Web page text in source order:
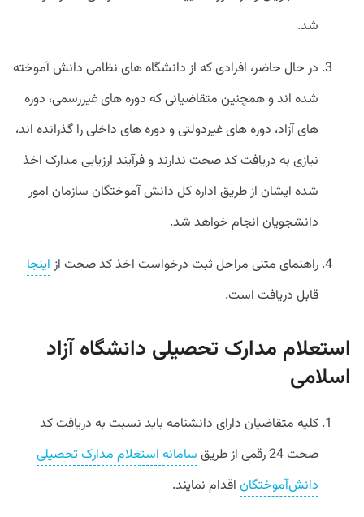
شد.
در حال حاضر، افرادی که از دانشگاه­ های نظامی دانش آموخته
شده اند و همچنین متقاضیانی که دوره های غیررسمی، دوره
های آزاد، دوره های غیردولتی و دوره های داخلی را گذرانده اند،
نیازی به دریافت کد صحت ندارند و فرآیند ارزیابی مدارک اخذ
شده ایشان از طریق اداره کل دانش آموختگان سازمان امور
دانشجویان انجام خواهد شد.
راهنمای متنی مراحل ثبت درخواست اخذ کد صحت از اینجا
قابل دریافت است.
استعلام مدارک تحصیلی دانشگاه آزاد
اسلامی
کلیه متقاضیان دارای دانشنامه باید نسبت به دریافت کد
صحت 24 رقمی از طریق
سامانه استعلام مدارک تحصیلی
دانش‌آموختگان اقدام نمایند.